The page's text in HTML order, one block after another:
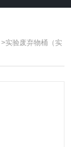
>实验废弃物桶（实